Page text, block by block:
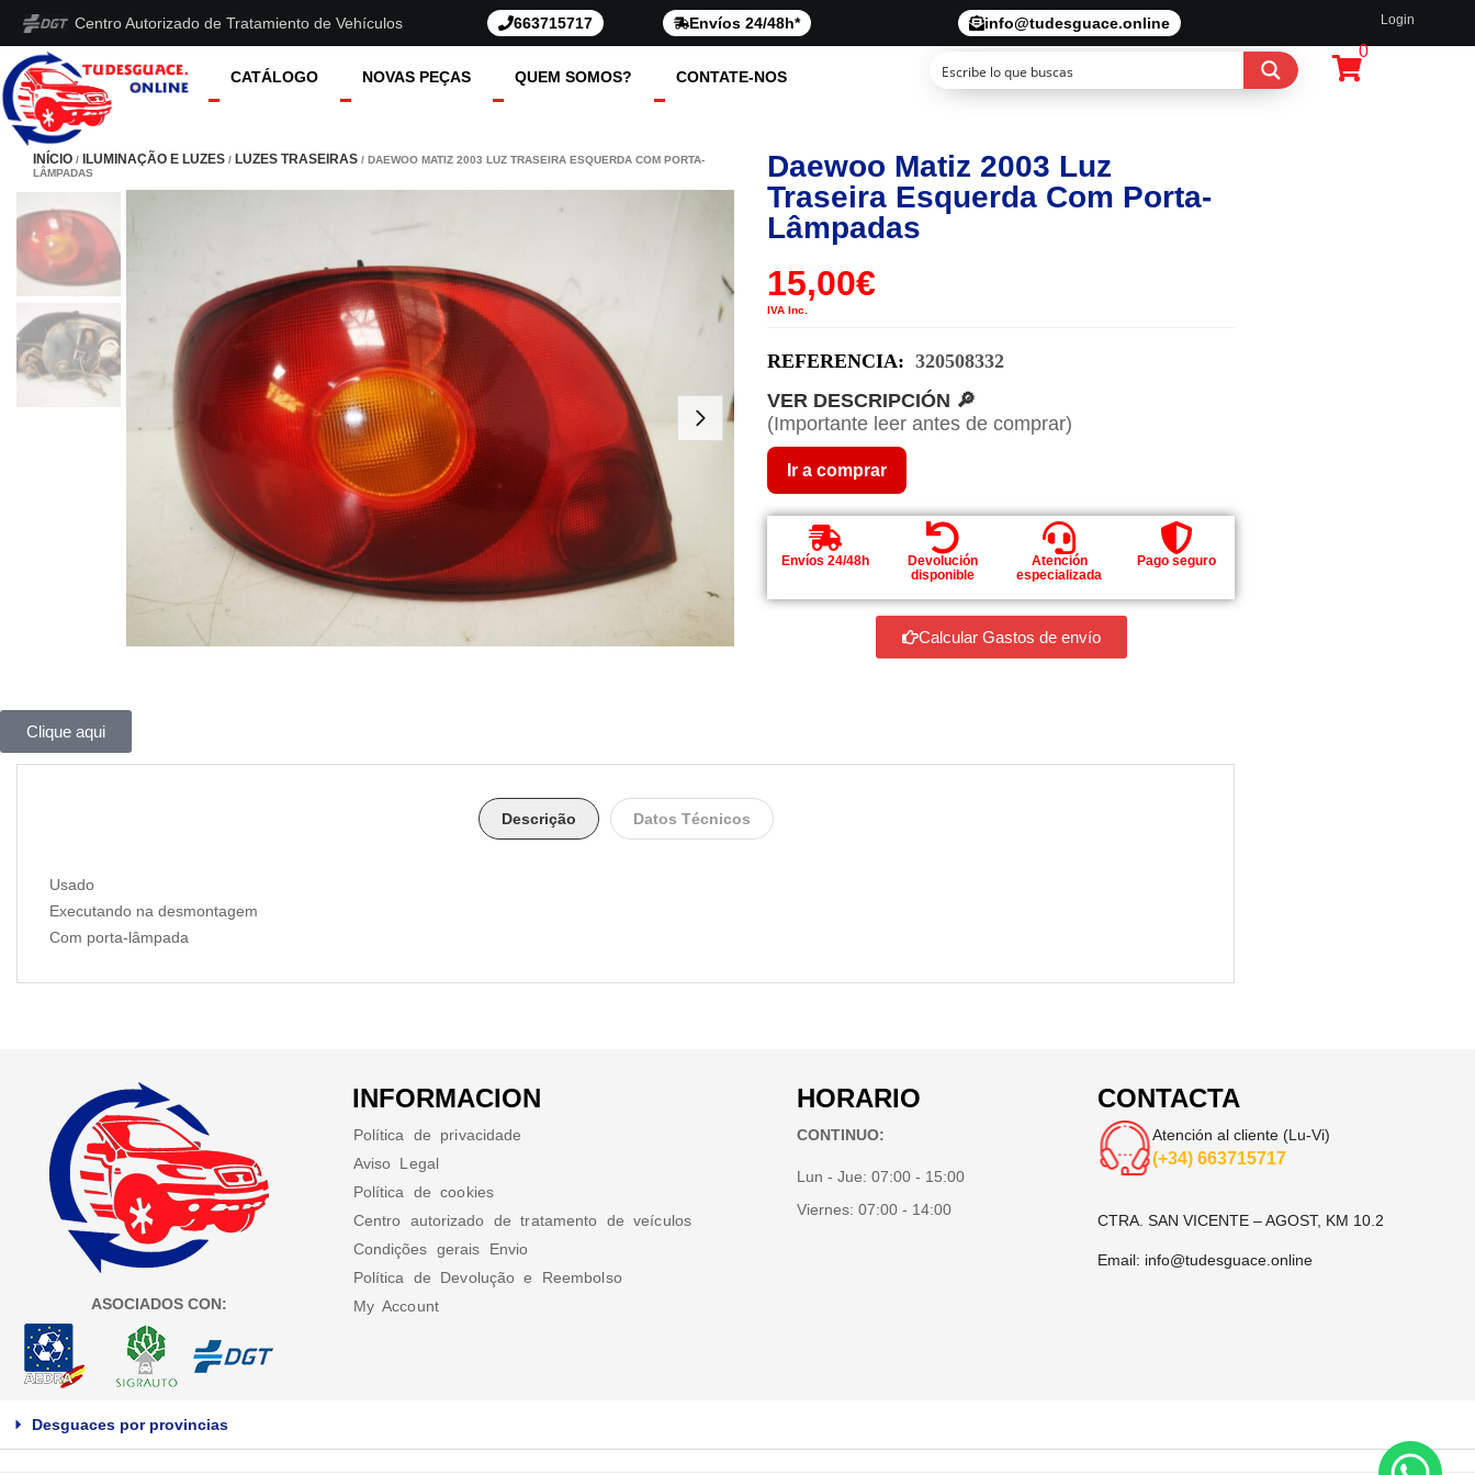
Centro Autorizado de Tratamiento de Vehículos 663715717 Envíos 24/48h* info@tudesguace.online Login
CATÁLOGO NOVAS PEÇAS QUEM SOMOS? CONTATE-NOS
0
INÍCIO / ILUMINAÇÃO E LUZES / LUZES TRASEIRAS / DAEWOO MATIZ 2003 LUZ TRASEIRA ESQUERDA COM PORTA-
LÂMPADAS
Daewoo Matiz 2003 Luz
Traseira Esquerda Com Porta-
Lâmpadas
15,00€
IVA Inc.
REFERENCIA: 320508332
VER DESCRIPCIÓN 🔎
(Importante leer antes de comprar)
Ir a comprar
Envíos 24/48h
Devolución
disponible
Atención
especializada
Pago seguro
Calcular Gastos de envío
Clique aqui
Descrição Datos Técnicos
Usado
Executando na desmontagem
Com porta-lâmpada
ASOCIADOS CON:
INFORMACION
Política de privacidade
Aviso Legal
Política de cookies
Centro autorizado de tratamento de veículos
Condições gerais Envio
Política de Devolução e Reembolso
My Account
HORARIO
CONTINUO:
Lun - Jue:07:00 - 15:00
Viernes:07:00 - 14:00
CONTACTA
Atención al cliente (Lu-Vi)
(+34) 663715717
CTRA. SAN VICENTE – AGOST, KM 10.2
Email: info@tudesguace.online
Desguaces por provincias